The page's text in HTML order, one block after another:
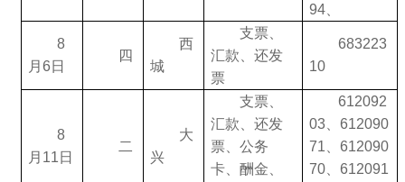
94、
8
月6日
四
西
城
支票、
汇款、还发
票
683223
10
8
月11日
二
大
兴
支票、
汇款、还发
票、公务
卡、酬金、
612092
03、612090
71、612090
70、612091